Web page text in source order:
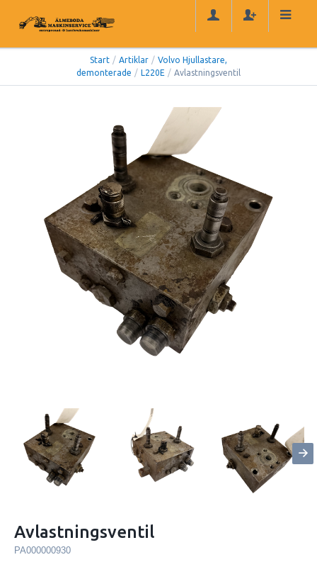
Start / Artiklar / Volvo Hjullastare,
demonterade / L220E / Avlastningsventil
Avlastningsventil
PA000000930